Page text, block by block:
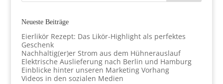
Neueste Beiträge
Eierlikör Rezept: Das Likör-Highlight als perfektes
Geschenk
Nachhaltig(er)er Strom aus dem Hühnerauslauf
Elektrische Auslieferung nach Berlin und Hamburg
Einblicke hinter unseren Marketing Vorhang
Videos in den sozialen Medien